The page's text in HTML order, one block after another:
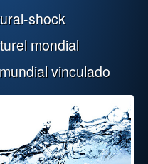
shock
mondial
vinculado